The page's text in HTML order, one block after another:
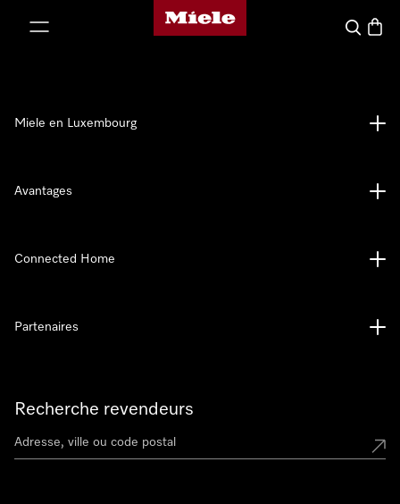
Page d'accueil de Miele
Panier
Recherche revendeurs
Miele en Luxembourg
Avantages
Connected Home
Partenaires